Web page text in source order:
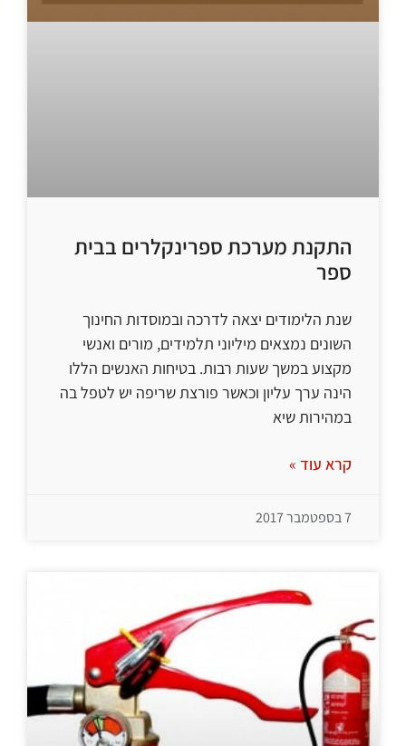
התקנת מערכת ספרינקלרים בבית
ספר
שנת הלימודים יצאה לדרכה ובמוסדות החינוך
השונים נמצאים מיליוני תלמידים, מורים ואנשי
מקצוע במשך שעות רבות. בטיחות האנשים הללו
הינה ערך עליון וכאשר פורצת שריפה יש לטפל בה
במהירות שיא
קרא עוד »
7 בספטמבר 2017